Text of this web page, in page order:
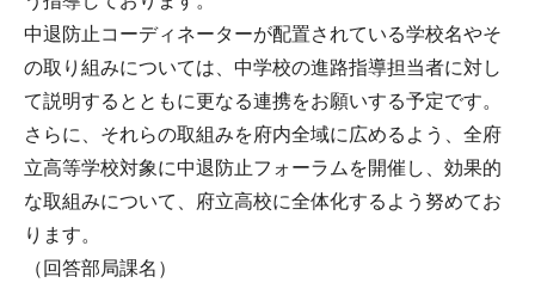
中退防止コーディネーターが配置されている学校名やそ
の取り組みについては、中学校の進路指導担当者に対し
て説明するとともに更なる連携をお願いする予定です。
さらに、それらの取組みを府内全域に広めるよう、全府
立高等学校対象に中退防止フォーラムを開催し、効果的
な取組みについて、府立高校に全体化するよう努めてお
ります。
（回答部局課名）